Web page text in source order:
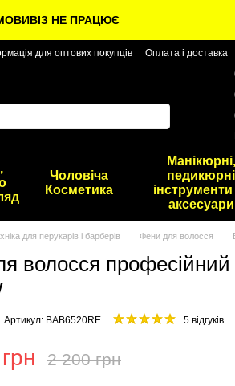
НЕ ПРАЦЮЄ
для оптових покупців Оплата і доставка
Чоловіча
Косметика
Манікюрні,
педикюрні
інструменти
аксесуари
для перукарів і барберів Фени для волосся
волосся
Артикул: BAB6520RE 5 відгуків
2 200 грн